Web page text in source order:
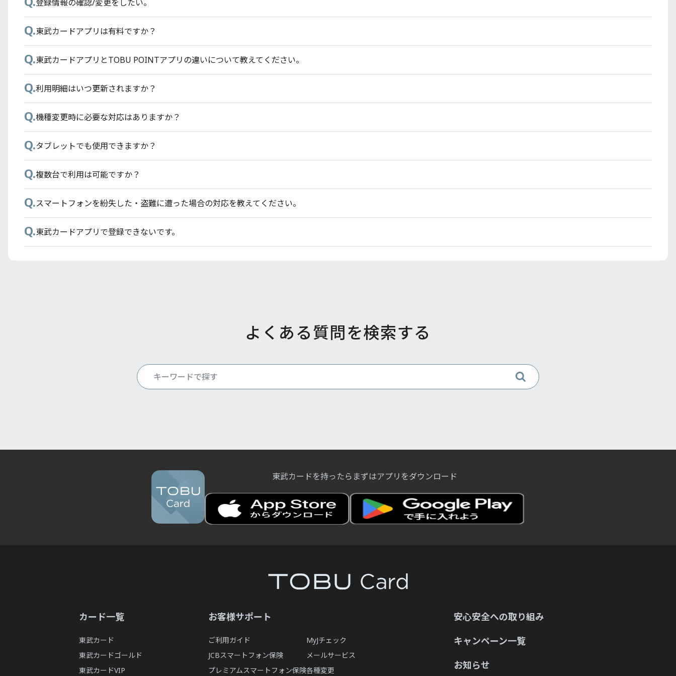
登録情報の確認/変更をしたい。
Q.東武カードアプリは有料ですか？
Q.東武カードアプリとTOBU POINTアプリの違いについて教えてください。
Q.利用明細はいつ更新されますか？
Q.機種変更時に必要な対応はありますか？
Q.タブレットでも使用できますか？
Q.複数台で利用は可能ですか？
Q.スマートフォンを紛失した・盗難に遭った場合の対応を教えてください。
Q.東武カードアプリで登録できないです。
東武カードのETCスルーカードのお申し込み方法を教えてください。
聴覚や発話に困難のある方へ
東武カードが届きました。旧東武カードはどうしたらいいですか？
東武カードが届いたが、オンラインショッピングができない。
ショッピング1回払いからショッピングリボ・分割・スキップ払いへの変更方法を教えてください。
よくある質問を検索する
東武カードを持ったらまずはアプリをダウンロード
カード一覧
東武カード
東武カードゴールド
東武カードVIP
お客様サポート
ご利用ガイド
JCBスマートフォン保険
プレミアムスマートフォン保険
MyJチェック
メールサービス
各種変更
安心安全への取り組み
キャンペーン一覧
お知らせ